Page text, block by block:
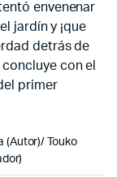
envenenar
jardín y ¡que
detrás de
con el
primer
(Autor)/Touko